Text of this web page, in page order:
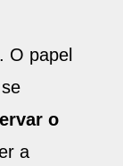
O papel
o
a